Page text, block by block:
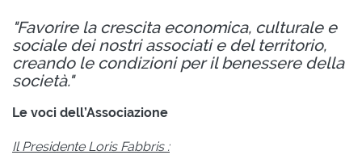
"Favorire la crescita economica, culturale e
sociale dei nostri associati e del territorio,
creando le condizioni per il benessere della
società."
Le voci dell’Associazione
Il Presidente Loris Fabbris :